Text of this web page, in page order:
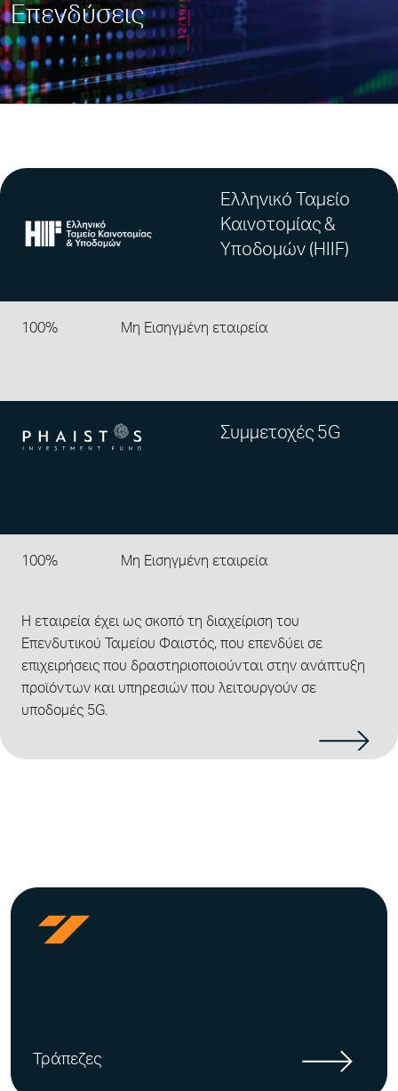
Επενδύσεις
Ελληνικό Ταμείο
Καινοτομίας &
Υποδομών (HIIF)
100% Μη Εισηγμένη εταιρεία
Συμμετοχές 5G
100% Μη Εισηγμένη εταιρεία
Η εταιρεία έχει ως σκοπό τη διαχείριση του
Επενδυτικού Ταμείου Φαιστός, που επενδύει σε
επιχειρήσεις που δραστηριοποιούνται στην ανάπτυξη
προϊόντων και υπηρεσιών που λειτουργούν σε
υποδομές 5G.
Τράπεζες